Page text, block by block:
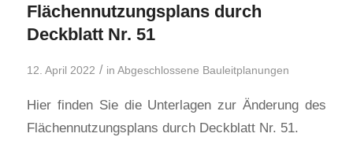
Flächennutzungsplans durch
Deckblatt Nr. 51
12. April 2022 / in Abgeschlossene Bauleitplanungen
Hier finden Sie die Unterlagen zur Änderung des
Flächennutzungsplans durch Deckblatt Nr. 51.